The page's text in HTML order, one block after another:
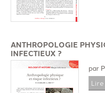
ANTHROPOLOGIE
INFECTIEUX ?
par